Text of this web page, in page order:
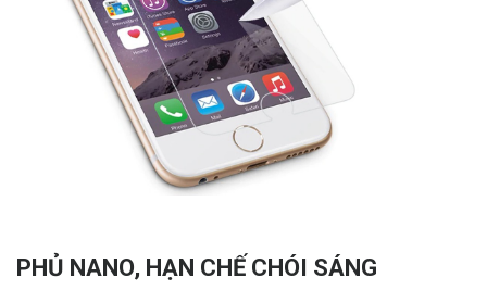
PHỦ NANO, HẠN CHẾ CHÓI SÁNG